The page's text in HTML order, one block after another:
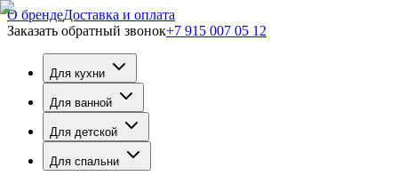
О брендеДоставка и оплата
Заказать обратный звонок+7 915 007 05 12
Для кухни
Для ванной
Для детской
Для спальни